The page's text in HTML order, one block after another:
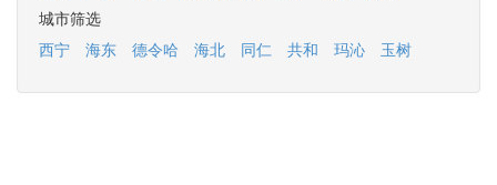
城市筛选
西宁
海东 德令哈 海北 同仁 共和 玛沁 玉树